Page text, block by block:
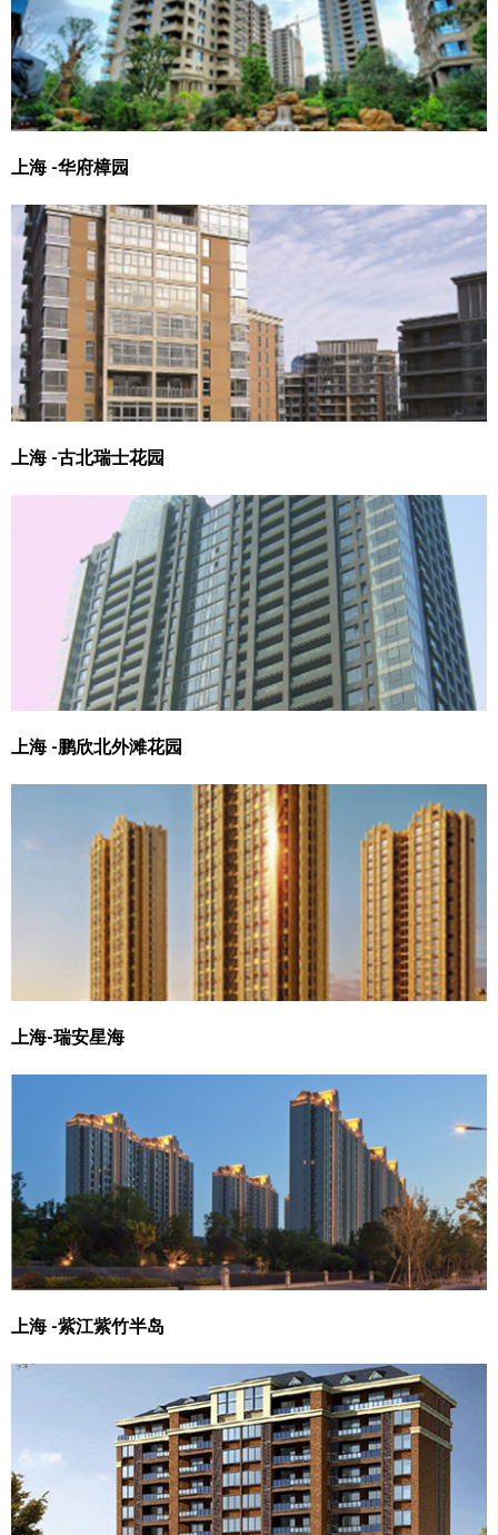
上海 -华府樟园
上海 -古北瑞士花园
上海 -鹏欣北外滩花园
上海-瑞安星海
上海 -紫江紫竹半岛